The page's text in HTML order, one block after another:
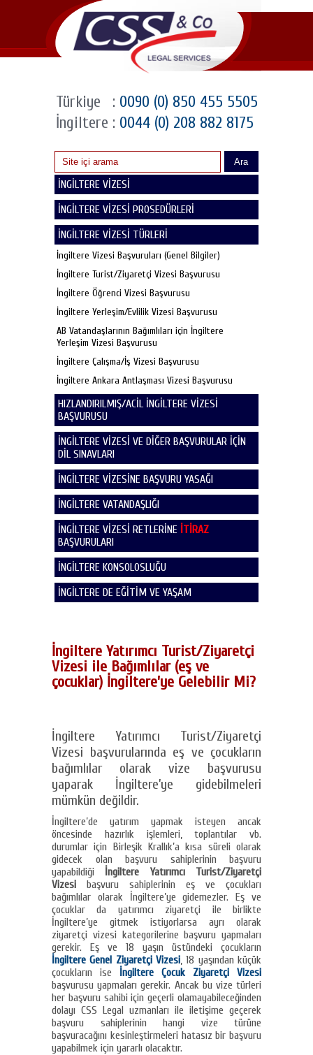
Türkiye : 0090 (0) 850 455 5505
İngiltere : 0044 (0) 208 882 8175
Ara
İNGİLTERE VİZESİ
İNGİLTERE VİZESİ PROSEDÜRLERİ
İNGİLTERE VİZESİ TÜRLERİ
İngiltere Vizesi Başvuruları (Genel Bilgiler)
İngiltere Turist/Ziyaretçi Vizesi Başvurusu
İngiltere Öğrenci Vizesi Başvurusu
İngiltere Yerleşim/Evlilik Vizesi Başvurusu
AB Vatandaşlarının Bağımlıları için İngiltere
Yerleşim Vizesi Başvurusu
İngiltere Çalışma/İş Vizesi Başvurusu
İngiltere Ankara Antlaşması Vizesi Başvurusu
HIZLANDIRILMIŞ/ACİL İNGİLTERE VİZESİ
BAŞVURUSU
İNGİLTERE VİZESİ VE DİĞER BAŞVURULAR İÇİN
DİL SINAVLARI
İNGİLTERE VİZESİNE BAŞVURU YASAĞI
İNGİLTERE VATANDAŞLIĞI
İNGİLTERE VİZESİ RETLERİNE İTİRAZ
BAŞVURULARI
İNGİLTERE KONSOLOSLUĞU
İNGİLTERE DE EĞİTİM VE YAŞAM
İngiltere Yatırımcı Turist/Ziyaretçi
Vizesi ile Bağımlılar (eş ve
çocuklar) İngiltere’ye Gelebilir Mi?
İngiltere Yatırımcı Turist/Ziyaretçi
Vizesi başvurularında eş ve çocukların
bağımlılar olarak vize başvurusu
yaparak İngiltere’ye gidebilmeleri
mümkün değildir.
İngiltere’de yatırım yapmak isteyen ancak
öncesinde hazırlık işlemleri, toplantılar vb.
durumlar için Birleşik Krallık’a kısa süreli olarak
gidecek olan başvuru sahiplerinin başvuru
yapabildiği İngiltere Yatırımcı Turist/Ziyaretçi
Vizesi başvuru sahiplerinin eş ve çocukları
bağımlılar olarak İngiltere’ye gidemezler. Eş ve
çocuklar da yatırımcı ziyaretçi ile birlikte
İngiltere’ye gitmek istiyorlarsa ayrı olarak
ziyaretçi vizesi kategorilerine başvuru yapmaları
gerekir. Eş ve 18 yaşın üstündeki çocukların
İngiltere Genel Ziyaretçi Vizesi, 18 yaşından küçük
çocukların ise İngiltere Çocuk Ziyaretçi Vizesi
başvurusu yapmaları gerekir. Ancak bu vize türleri
her başvuru sahibi için geçerli olamayabileceğinden
dolayı CSS Legal uzmanları ile iletişime geçerek
başvuru sahiplerinin hangi vize türüne
başvuracağını kesinleştirmeleri hatasız bir başvuru
yapabilmek için yararlı olacaktır.